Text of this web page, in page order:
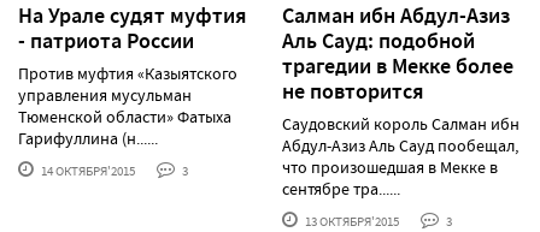
На Урале судят муфтия
- патриота России
Против муфтия «Казыятского
управления мусульман
Тюменской области» Фатыха
Гарифуллина (н......
14 ОКТЯБРЯ'2015 3
Салман ибн Абдул-Азиз
Аль Сауд: подобной
трагедии в Мекке более
не повторится
Саудовский король Салман ибн
Абдул-Азиз Аль Сауд пообещал,
что произошедшая в Мекке в
сентябре тра......
13 ОКТЯБРЯ'2015 3